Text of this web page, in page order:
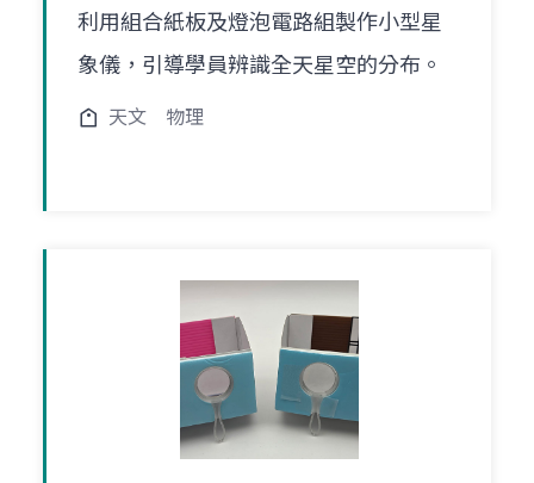
利用組合紙板及燈泡電路組製作小型星
象儀，引導學員辨識全天星空的分布。
天文 物理